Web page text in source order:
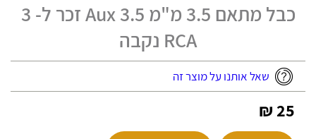
כבל מתאם 3.5 מ"מ 3.5 Aux זכר ל- 3
RCA נקבה
שאל אותנו על מוצר זה
25 ₪